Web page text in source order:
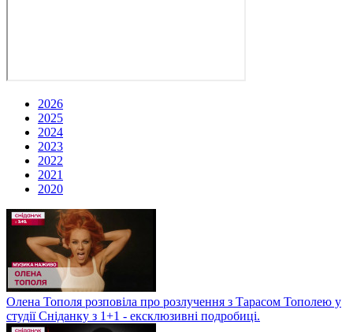
2026
2025
2024
2023
2022
2021
2020
Олена Тополя розповіла про розлучення з Тарасом Тополею у
студії Сніданку з 1+1 - ексклюзивні подробиці.